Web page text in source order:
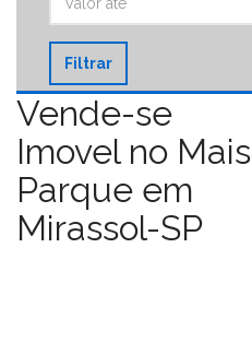
Filtrar
Vende-se
Imovel no Mais
Parque em
Mirassol-SP